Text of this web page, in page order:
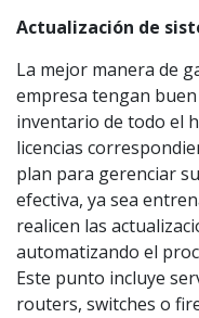
Actualización de
La mejor manera de
empresa tengan
inventario de todo el
licencias
plan para gerenciar
efectiva, ya sea
realicen las
automatizando el
Este punto incluye
routers, switches o